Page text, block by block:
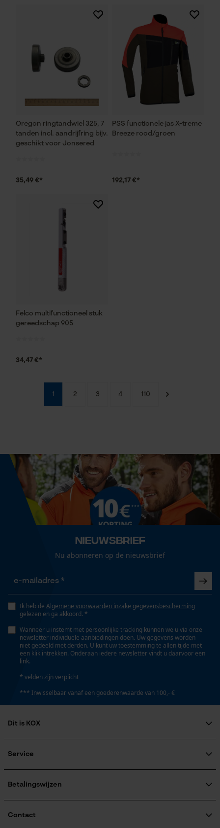
Oregon ringtandwiel 325, 7
tanden incl. aandrijfring bijv.
geschikt voor Jonsered
35,49 €*
PSS functionele jas X-treme
Breeze rood/groen
192,17 €*
Felco multifunctioneel stuk
gereedschap 905
34,47 €*
1 2 3 4 110
Nieuwsbrief
Nu abonneren op de nieuwsbrief
Ik heb de Algemene voorwaarden inzake gegevensbescherming
gelezen en ga akkoord. *
Wanneer u instemt met persoonlijke tracking kunnen we u via onze
newsletter individuele aanbiedingen doen. Uw gegevens worden
niet gedeeld met derden. U kunt uw toestemming te allen tijde met
een klik intrekken. Onderaan iedere newsletter vindt u daarvoor een
link.
* velden zijn verplicht
*** Inwisselbaar vanaf een goederenwaarde van 100,- €
Dit is KOX
Maatschappelijke betrokkenheid
Aanmelding nieuwsbrief
Service
KOX catalogus
Verzendkosteninformatie
Betalingswijzen
Contact
Loop54 Personalization
Gepersonaliseerde homepage
Opgeslagen winkelwagen
Persoonlijke begroeting
Geo-IP en gebruikersdetectie
Google Maps